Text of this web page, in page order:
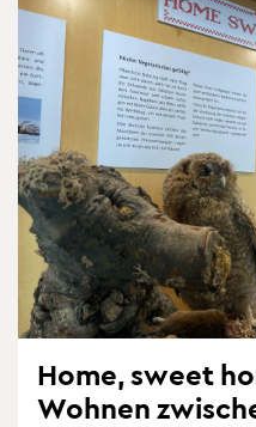
Home, sweet
Woh­nen